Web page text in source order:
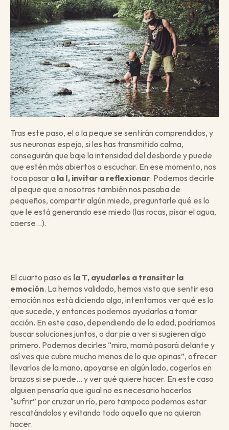
Tras este paso, el o la peque se sentirán comprendidos, y
sus neuronas espejo, si les has transmitido calma,
conseguirán que baje la intensidad del desborde y puede
que estén más abiertos a escuchar. En ese momento, nos
toca pasar a la I, invitar a reflexionar. Podemos decirle
al peque que a nosotros también nos pasaba de
pequeños, compartir algún miedo, preguntarle qué es lo
que le está generando ese miedo (las rocas, pisar el agua,
caerse…).
El cuarto paso es la T, ayudarles a transitar la
emoción. La hemos validado, hemos visto que sentir esa
emoción nos está diciendo algo, intentamos ver qué es lo
que sucede, y entonces podemos ayudarlos a tomar
acción. En este caso, dependiendo de la edad, podríamos
buscar soluciones juntos, o dar pie a ver si sugieren algo
primero. Podemos decirles “mira, mamá pasará delante y
así ves que cubre mucho menos de lo que opinas”, ofrecer
llevarlos de la mano, apoyarse en algún lado, cogerlos en
brazos si se puede… y ver qué quiere hacer. En este caso
alguien pensaría que igual no es necesario hacerlos
“sufrir” por cruzar un río, pero tampoco podemos estar
rescatándolos y evitando todo aquello que no quieran
hacer.